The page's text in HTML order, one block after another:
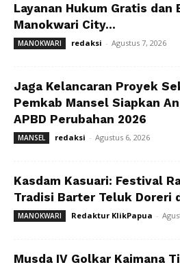
Layanan Hukum Gratis dan
Manokwari City...
MANOKWARI redaksi - Agustus 7, 2026
Jaga Kelancaran Proyek
Pemkab Mansel Siapkan
APBD Perubahan 2026
MANSEL redaksi - Agustus 6, 2026
Kasdam Kasuari: Festival
Tradisi Barter Teluk Doreri
MANOKWARI Redaktur KlikPapua -
Musda IV Golkar Kaimana